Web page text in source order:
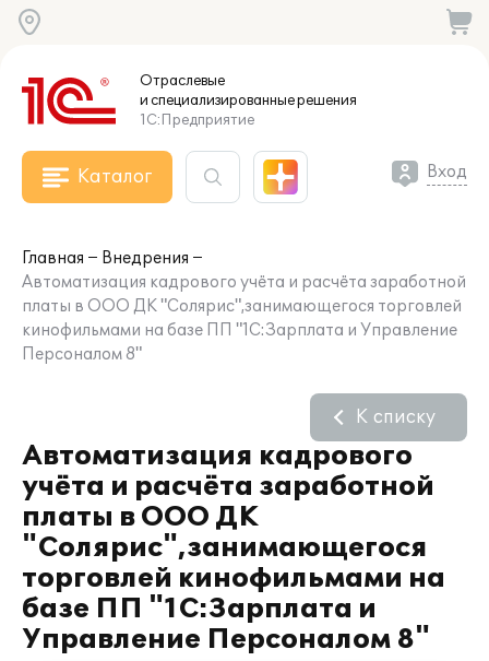
Отраслевые
и специализированныерешения
1С:Предприятие
Каталог Вход
Главная
Внедрения
Автоматизация кадрового учёта и расчёта заработной
платы в ООО ДК "Солярис",занимающегося торговлей
кинофильмами на базе ПП "1С:Зарплата и Управление
Персоналом 8"
Автоматизация кадрового
учёта и расчёта заработной
платы в ООО ДК
"Солярис",занимающегося
торговлей кинофильмами на
базе ПП "1С:Зарплата и
Управление Персоналом 8"
К списку